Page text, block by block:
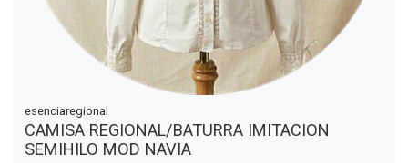
esenciaregional
CAMISA REGIONAL/BATURRA IMITACION
SEMIHILO MOD NAVIA